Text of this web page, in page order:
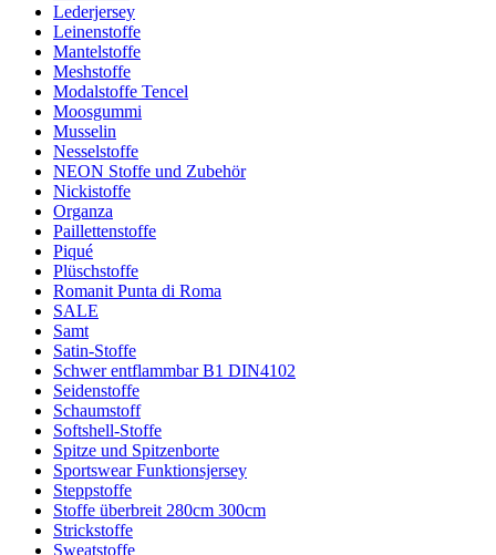
Lederjersey
Leinenstoffe
Mantelstoffe
Meshstoffe
Modalstoffe Tencel
Moosgummi
Musselin
Nesselstoffe
NEON Stoffe und Zubehör
Nickistoffe
Organza
Paillettenstoffe
Piqué
Plüschstoffe
Romanit Punta di Roma
SALE
Samt
Satin-Stoffe
Schwer entflammbar B1 DIN4102
Seidenstoffe
Schaumstoff
Softshell-Stoffe
Spitze und Spitzenborte
Sportswear Funktionsjersey
Steppstoffe
Stoffe überbreit 280cm 300cm
Strickstoffe
Sweatstoffe